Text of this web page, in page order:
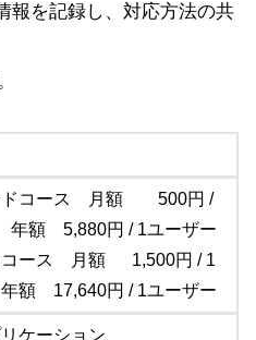
報を記録し、対応方法の共
ドコース 月額 500円 /
年額 5,880円 / 1ユーザー
コース 月額 1,500円 / 1
額 17,640円 / 1ユーザー
ケーション